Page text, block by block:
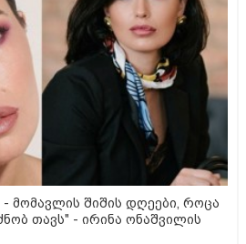
მომავლის შიშის დღეები, როცა
თავს" - ირინა ონაშვილის